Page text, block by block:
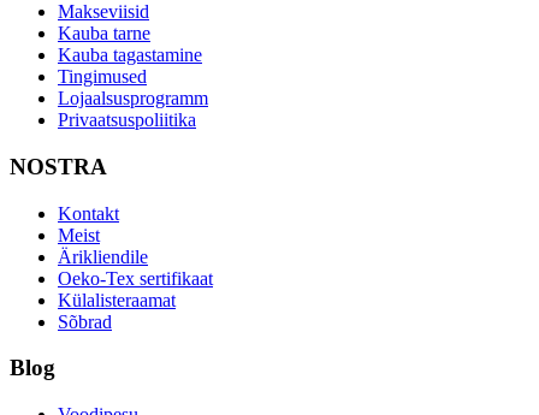
Makseviisid
Kauba tarne
Kauba tagastamine
Tingimused
Lojaalsusprogramm
Privaatsuspoliitika
NOSTRA
Kontakt
Meist
Ärikliendile
Oeko-Tex sertifikaat
Külalisteraamat
Sõbrad
Blog